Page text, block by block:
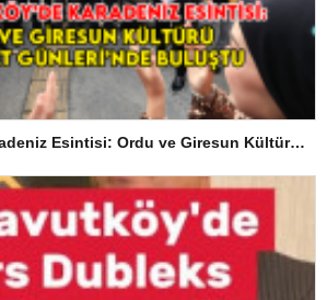
Arnavutköy’de Karadeniz Esintisi: Ordu ve Giresun Kültürü Memleket Günleri’nde Buluştu